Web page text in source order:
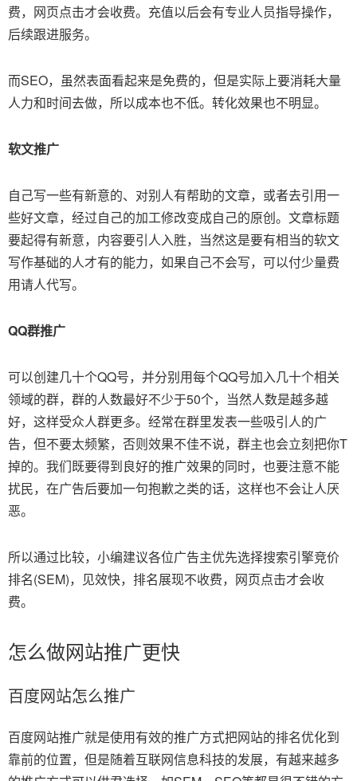
费，网页点击才会收费。充值以后会有专业人员指导操作，
后续跟进服务。
而SEO，虽然表面看起来是免费的，但是实际上要消耗大量
人力和时间去做，所以成本也不低。转化效果也不明显。
软文推广
自己写一些有新意的、对别人有帮助的文章，或者去引用一
些好文章，经过自己的加工修改变成自己的原创。文章标题
要起得有新意，内容要引人入胜，当然这是要有相当的软文
写作基础的人才有的能力，如果自己不会写，可以付少量费
用请人代写。
QQ群推广
可以创建几十个QQ号，并分别用每个QQ号加入几十个相关
领域的群，群的人数最好不少于50个，当然人数是越多越
好，这样受众人群更多。经常在群里发表一些吸引人的广
告，但不要太频繁，否则效果不佳不说，群主也会立刻把你T
掉的。我们既要得到良好的推广效果的同时，也要注意不能
扰民，在广告后要加一句抱歉之类的话，这样也不会让人厌
恶。
所以通过比较，小编建议各位广告主优先选择搜索引擎竞价
排名(SEM)，见效快，排名展现不收费，网页点击才会收
费。
怎么做网站推广更快
百度网站怎么推广
百度网站推广就是使用有效的推广方式把网站的排名优化到
靠前的位置，但是随着互联网信息科技的发展，有越来越多